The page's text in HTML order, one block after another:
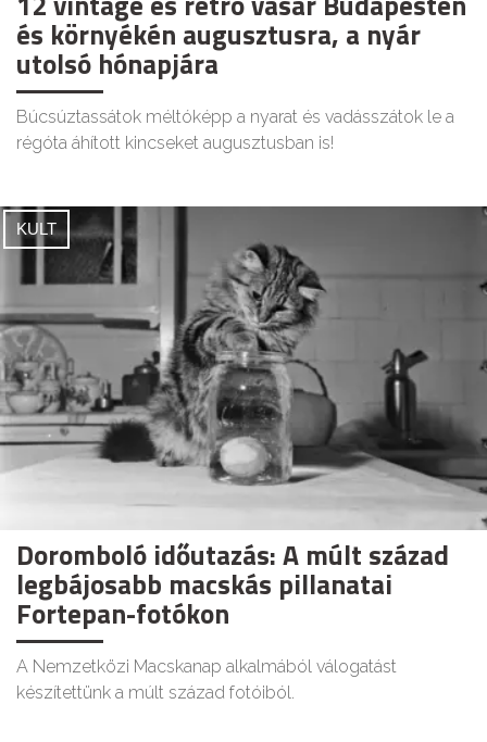
és környékén augusztusra, a nyár
utolsó hónapjára
Búcsúztassátok méltóképp a nyarat és vadásszátok le a
régóta áhított kincseket augusztusban is!
KULT
Doromboló időutazás: A múlt század
legbájosabb macskás pillanatai
Fortepan-fotókon
A Nemzetközi Macskanap alkalmából válogatást
készítettünk a múlt század fotóiból.